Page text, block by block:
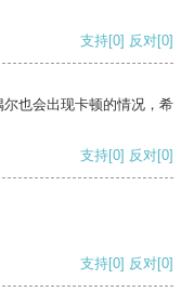
支持[0] 反对[0]
也会出现卡顿的情况，希
支持[0] 反对[0]
支持[0] 反对[0]